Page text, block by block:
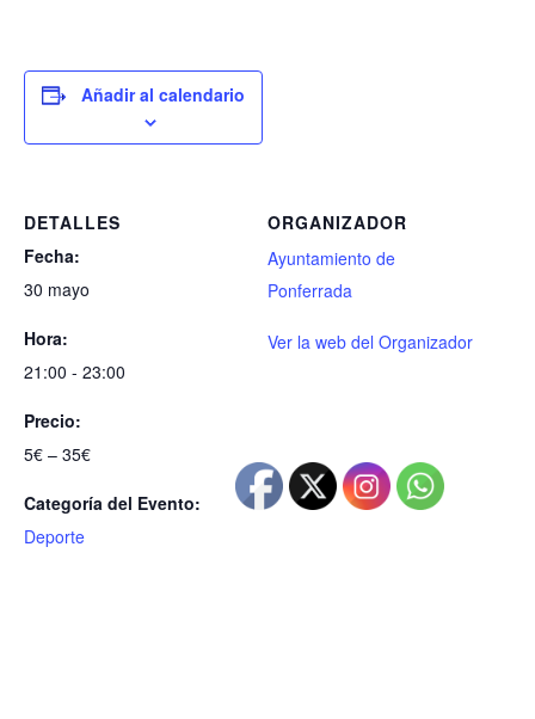
Añadir al calendario
DETALLES
Fecha:
30 mayo
Hora:
21:00 - 23:00
Precio:
5€ – 35€
Categoría del Evento:
Deporte
ORGANIZADOR
Ayuntamiento de
Ponferrada
Ver la web del Organizador